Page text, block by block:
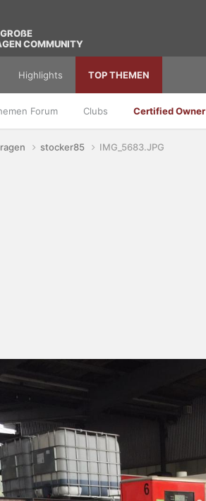
COMMUNITY
Forum Clubs Certified Owner
Highlights TOP THEMEN
stocker85 IMG_5683.JPG